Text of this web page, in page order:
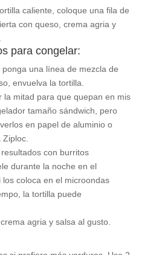
caliente, coloque una fila de
con queso, crema agria y
para congelar:
una línea de mezcla de
envuelva la tortilla.
la mitad para que quepan en mis
tamaño sándwich, pero
en papel de aluminio o
con burritos
durante la noche en el
coloca en el microondas
la tortilla puede
agria y salsa al gusto.